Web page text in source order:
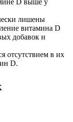
D выше у
лишены
витамина D
добавок и
отсутствием в их
D.